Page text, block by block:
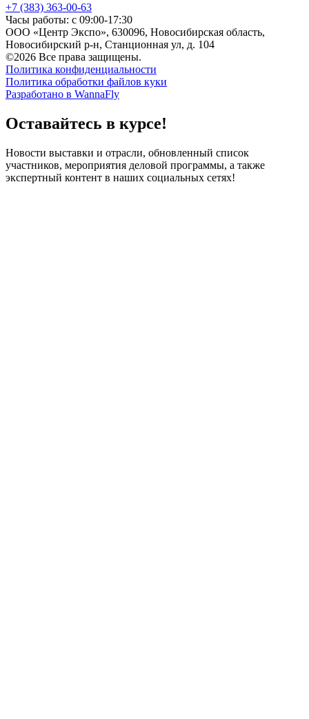
+7 (383) 363-00-63
Часы работы: с 09:00-17:30
ООО «Центр Экспо», 630096, Новосибирская область,
Новосибирский р-н, Станционная ул, д. 104
©2026 Все права защищены.
Политика конфиденциальности
Политика обработки файлов куки
Разработано в WannaFly
Оставайтесь в курсе!
Новости выставки и отрасли, обновленный список
участников, мероприятия деловой программы, а также
экспертный контент в наших социальных сетях!